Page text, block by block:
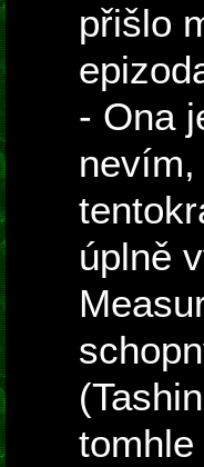
přišlo
- Ona
úplně